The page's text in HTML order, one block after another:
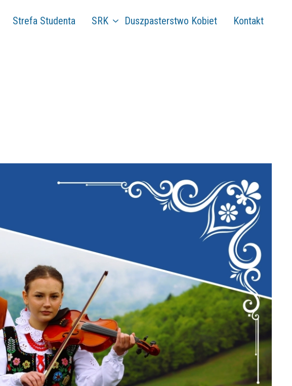
Strefa Studenta SRK Duszpasterstwo Kobiet Kontakt